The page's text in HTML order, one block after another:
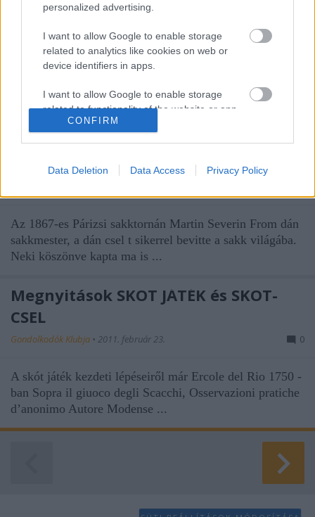
personalized advertising.
I want to allow Google to enable storage
related to analytics like cookies on web or
device identifiers in apps.
I want to allow Google to enable storage
related to functionality of the website or app.
related to security, including authentication
user protection.
CONFIRM
Data Deletion Data Access Privacy Policy
Megnyitások CENTRUMJÁTÉK -
KÖZÉPCSEL
Gondolkodók Klubja•2011. március 01.
centrumjátékegy régi megnyitás, melyet az 1900-as
évektől mellőztek a sakk nagymesterei, mivel világos
számára nem a legkedvezőbb ...
Megnyitások - DÁN CSEL
Az 1867-es Párizsi sakktornán Martin Severin From dán
sakkmester, a dán csel t sikerrel bevitte a sakk világába.
Neki köszönve kapta ma is ...
Megnyitások SKÓT JÁTÉK és SKÓT-
CSEL
Gondolkodók Klubja • 2011. február 23. 0
A skót játék kezdeti lépéseiről már Ercole del Rio 1750 -
ban Sopra il giuoco degli Scacchi, Osservazioni pratiche
d’anonimo Autore Modense ...